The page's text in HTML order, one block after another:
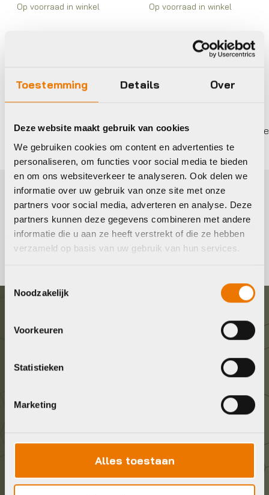
Toestemming Details Over
Deze website maakt gebruik van cookies
We gebruiken cookies om content en advertenties te
personaliseren, om functies voor social media te bieden
en om ons websiteverkeer te analyseren. Ook delen we
informatie over uw gebruik van onze site met onze
partners voor social media, adverteren en analyse. Deze
partners kunnen deze gegevens combineren met andere
informatie die u aan ze heeft verstrekt of die ze hebben
verzameld op basis van uw gebruik van hun services.
Noodzakelijk
Voorkeuren
Statistieken
Marketing
Alles toestaan
Op voorraad in winkel Op voorraad in winkel
Gratis verzending vanaf €50 In 3 keer betalen,
Fietsschoenen kopen
Fietsschoenen voor dames, heren en kinderen in Almere
Graag in contact komen?
onderstaande gegevens.
Stuur ons een e-mail
Geef ons een belletje
036 5304422